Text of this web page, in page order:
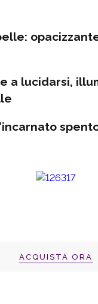
a lucidarsi,
ACQUISTA ORA